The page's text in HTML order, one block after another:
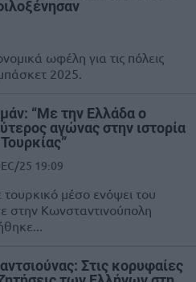
ωφέλη για τις πόλεις
2025.
“Με την Ελλάδα ο
αγώνας στην ιστορία
25 19:09
μέσο ενόψει του
στην Κωνσταντινούπολη
Στις κορυφαίες